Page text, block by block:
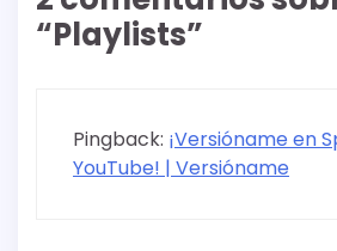
“Playlists”
Pingback: ¡Versióname en
YouTube! | Versióname